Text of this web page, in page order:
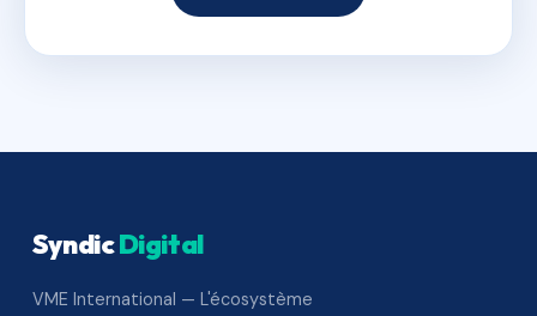
SyndicDigital
VME International — L'écosystème